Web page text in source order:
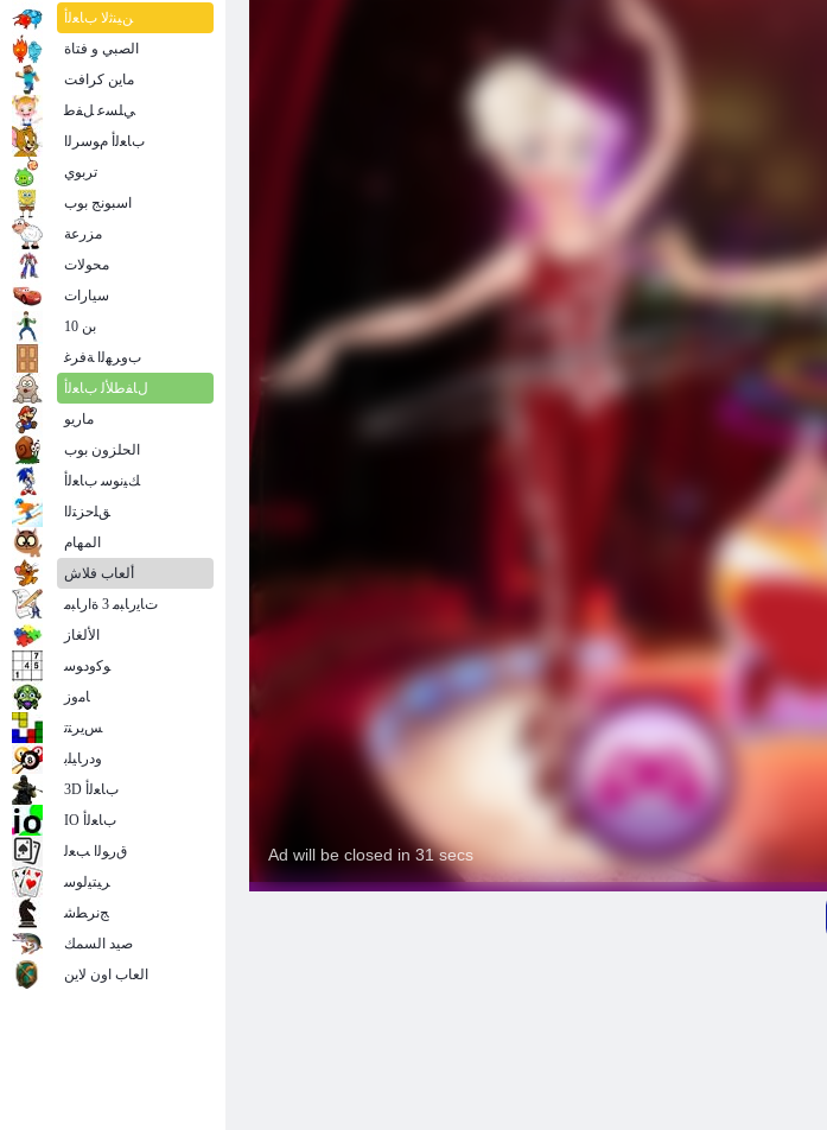
ﻦﻴﻨﺛﻻ ﺏﺎﻌﻟﺃ
الصبي و فتاة
ماين كرافت
ﻲﻠﺴﻋ ﻞﻔﻃ
ﺏﺎﻌﻟﺃ ﻡﻮﺳﺮﻟﺍ
تربوي
اسبونج بوب
مزرعة
محولات
سيارات
بن 10
ﺏﻭﺮﻬﻟﺍ ﺔﻓﺮﻏ
ﻝﺎﻔﻃﻸ ﻟ ﺏﺎﻌﻟﺃ
ماريو
الحلزون بوب
ﻚﻴﻧﻮﺳ ﺏﺎﻌﻟﺃ
ﻖﻠﺣﺰﺘﻟﺍ
المهام
ألعاب فلاش
ﺕﺎﻳﺭﺎﺒﻣ 3 ﺓﺍﺭﺎﺒﻣ
الألغاز
ﻮﻛﻭﺩﻮﺳ
ﺎﻣﻭﺯ
ﺲﻳﺮﺘﺗ
ﻭﺩﺭﺎﻴﻠﺑ
3D ﺏﺎﻌﻟﺃ
IO ﺏﺎﻌﻟﺃ
ﻕﺭﻮﻟﺍ ﺐﻌﻟ
ﺮﻴﺘﻴﻟﻮﺳ
ﺞﻧﺮﻄﺷ
صيد السمك
العاب اون لاين